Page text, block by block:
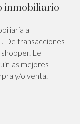
inmobiliario
a
De transacciones
Le
las mejores
y/o venta.